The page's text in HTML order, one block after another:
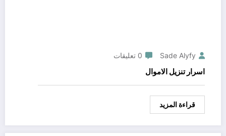
Sade Alyfy 0 تعليقات
اسرار تنزيل الاموال
قراءة المزيد